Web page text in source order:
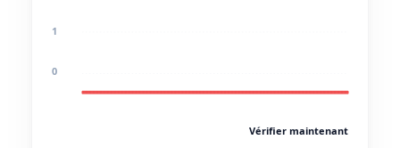
1
0
Vérifier maintenant